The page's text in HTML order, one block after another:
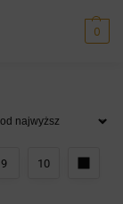
0
9 10